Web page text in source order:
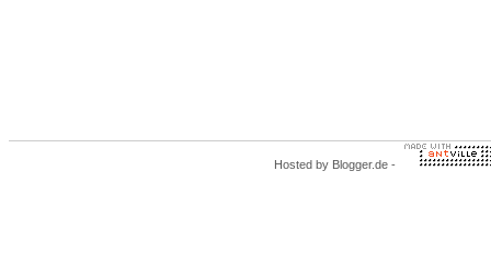
Hosted by Blogger.de -